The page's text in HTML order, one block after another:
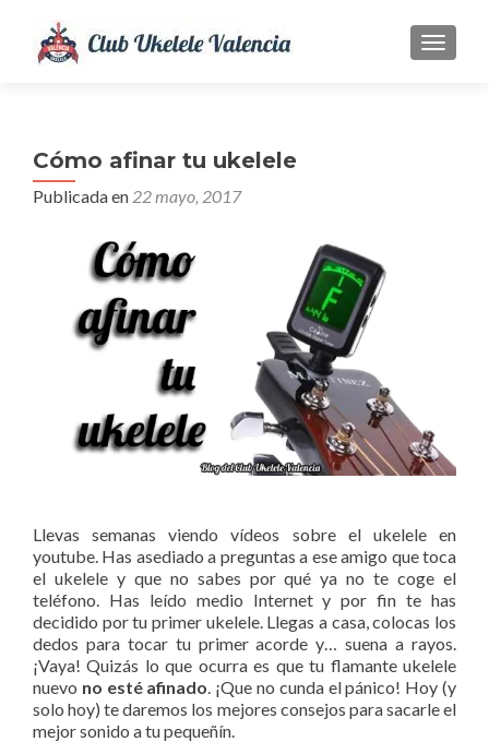
Cómo afinar tu ukelele
Publicada en 22 mayo, 2017
Llevas semanas viendo vídeos sobre el ukelele en
youtube. Has asediado a preguntas a ese amigo que toca
el ukelele y que no sabes por qué ya no te coge el
teléfono. Has leído medio Internet y por fin te has
decidido por tu primer ukelele. Llegas a casa, colocas los
dedos para tocar tu primer acorde y… suena a rayos.
¡Vaya! Quizás lo que ocurra es que tu flamante ukelele
nuevo no esté afinado . ¡Que no cunda el pánico! Hoy (y
solo hoy) te daremos los mejores consejos para sacarle el
mejor sonido a tu pequeñín.